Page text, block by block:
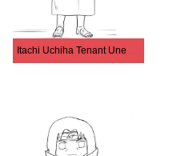
Itachi Uchiha Tenant Une Épée